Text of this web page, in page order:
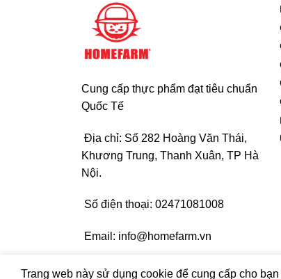
Cung cấp thực phẩm đạt tiêu chuẩn
Quốc Tế
Địa chỉ: Số 282 Hoàng Văn Thái,
Khương Trung, Thanh Xuân, TP Hà
Nội.
Số điện thoại: 02471081008
Email: info@homefarm.vn
© Bản quyền thuộc về HVMARTNARA |
Trang web này sử dụng cookie để cung cấp cho